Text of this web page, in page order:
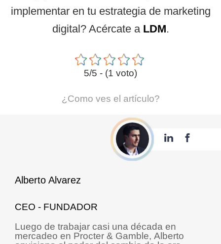
implementar en tu estrategia de marketing
digital? Acércate a LDM.
¿Como ves el artículo?
5/5 - (1 voto)
Alberto Alvarez
CEO - FUNDADOR
Luego de trabajar casi una década en
mercadeo en Procter & Gamble, Alberto